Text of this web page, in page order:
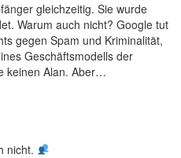
gleichzeitig. Sie wurde
Warum auch nicht? Google tut
gegen Spam und Kriminalität,
Geschäftsmodells der
keinen Alan. Aber…
nicht.